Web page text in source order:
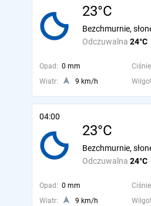
23°C
Odczuwalna 24°C
Bezchmurnie,
Opad: 0 mm
Wiatr:
9 km/h
04:00
23°C
Odczuwalna 24°C
Bezchmurnie,
Opad: 0 mm
Wiatr:
9 km/h